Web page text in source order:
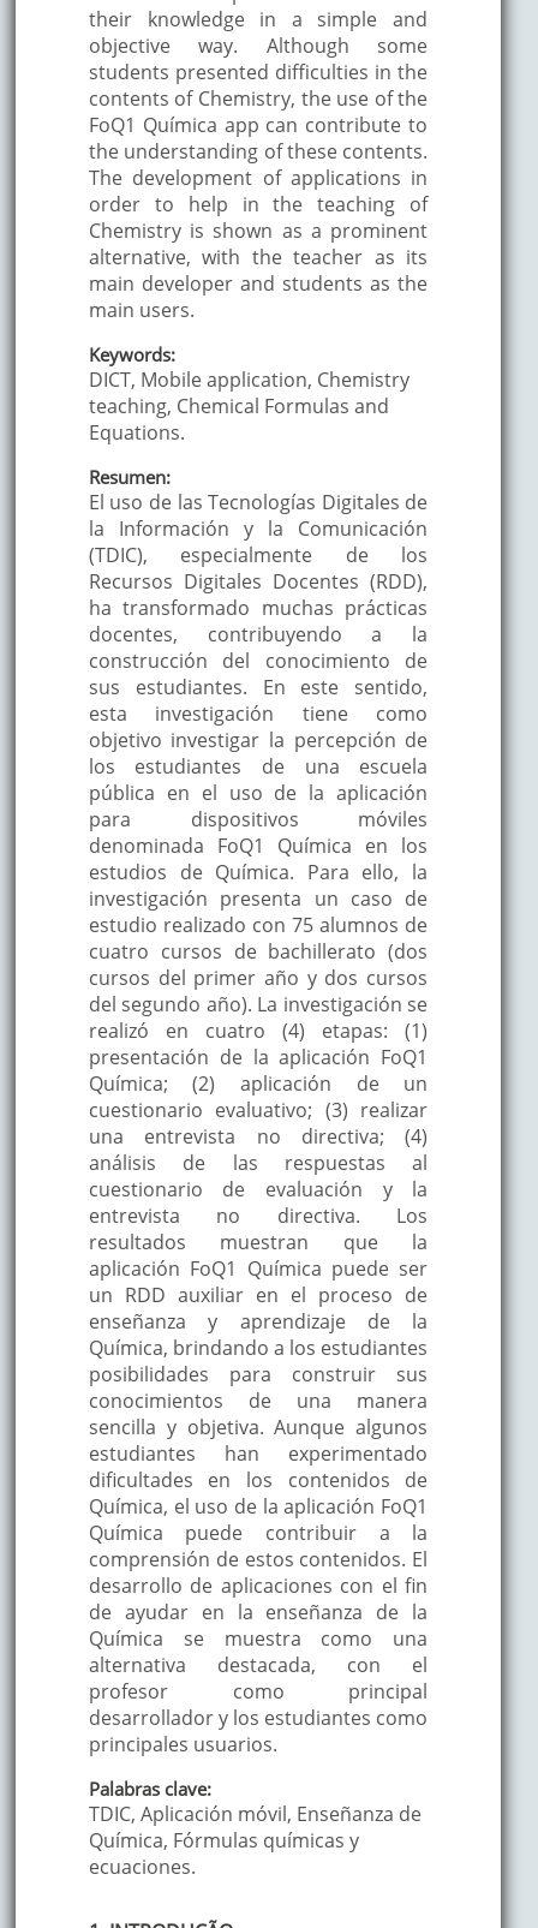
their knowledge in a simple and
objective way. Although some
students presented difficulties in the
contents of Chemistry, the use of the
FoQ1 Química app can contribute to
the understanding of these contents.
The development of applications in
order to help in the teaching of
Chemistry is shown as a prominent
alternative, with the teacher as its
main developer and students as the
main users.
Keywords:
DICT, Mobile application, Chemistry
teaching, Chemical Formulas and
Equations.
Resumen:
El uso de las Tecnologías Digitales de
la Información y la Comunicación
(TDIC), especialmente de los
Recursos Digitales Docentes (RDD),
ha transformado muchas prácticas
docentes, contribuyendo a la
construcción del conocimiento de
sus estudiantes. En este sentido,
esta investigación tiene como
objetivo investigar la percepción de
los estudiantes de una escuela
pública en el uso de la aplicación
para dispositivos móviles
denominada FoQ1 Química en los
estudios de Química. Para ello, la
investigación presenta un caso de
estudio realizado con 75 alumnos de
cuatro cursos de bachillerato (dos
cursos del primer año y dos cursos
del segundo año). La investigación se
realizó en cuatro (4) etapas: (1)
presentación de la aplicación FoQ1
Química; (2) aplicación de un
cuestionario evaluativo; (3) realizar
una entrevista no directiva; (4)
análisis de las respuestas al
cuestionario de evaluación y la
entrevista no directiva. Los
resultados muestran que la
aplicación FoQ1 Química puede ser
un RDD auxiliar en el proceso de
enseñanza y aprendizaje de la
Química, brindando a los estudiantes
posibilidades para construir sus
conocimientos de una manera
sencilla y objetiva. Aunque algunos
estudiantes han experimentado
dificultades en los contenidos de
Química, el uso de la aplicación FoQ1
Química puede contribuir a la
comprensión de estos contenidos. El
desarrollo de aplicaciones con el fin
de ayudar en la enseñanza de la
Química se muestra como una
alternativa destacada, con el
profesor como principal
desarrollador y los estudiantes como
principales usuarios.
Palabras clave:
TDIC, Aplicación móvil, Enseñanza de
Química, Fórmulas químicas y
ecuaciones.